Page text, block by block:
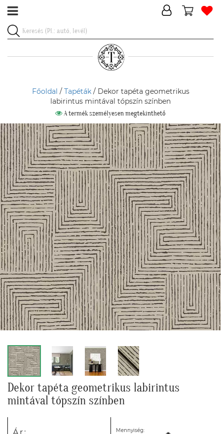
Főoldal / Tapéták/ Dekor tapéta geometrikus
labirintus mintával tópszín színben
A termék személyesen megtekinthető
Dekor tapéta geometrikus labirintus
mintával tópszín színben
Mennyiség: